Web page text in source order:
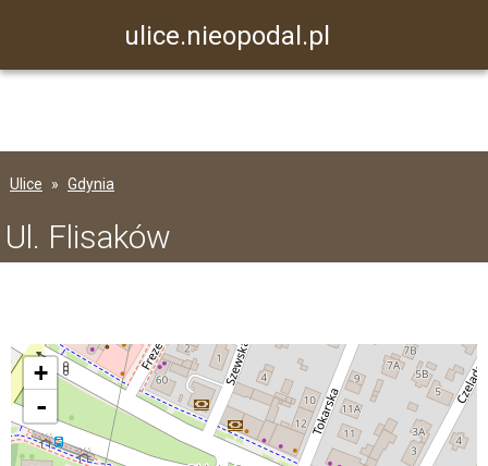
ulice.nieopodal.pl
Ulice Gdynia
Ul. Flisaków
+
-